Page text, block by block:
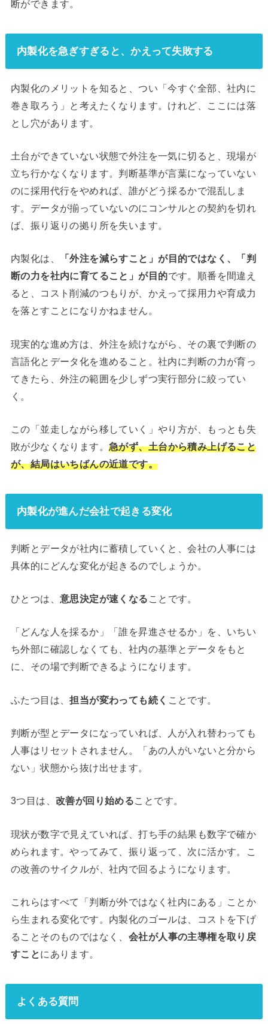
断ができます。
内製化を急ぎすぎると、かえって失敗する
内製化のメリットを知ると、つい「今すぐ全部、社内に
巻き取ろう」と考えたくなります。けれど、ここには落
とし穴があります。
土台ができていない状態で外注を一気に切ると、現場が
立ち行かなくなります。判断基準が言葉になっていない
のに採用代行をやめれば、誰がどう採るかで混乱しま
す。データが揃っていないのにコンサルとの契約を切れ
ば、振り返りの拠り所を失います。
内製化は、
「外注を減らすこと」が目的ではなく、「判
断の力を社内に育てること」が目的です。順番を間違え
ると、コスト削減のつもりが、かえって採用力や育成力
を落とすことになりかねません。
現実的な進め方は、外注を続けながら、その裏で判断の
言語化とデータ化を進めること。社内に判断の力が育っ
てきたら、外注の範囲を少しずつ実行部分に絞ってい
く。
この「並走しながら移していく」やり方が、もっとも失
敗が少なくなります。急がず、土台から積み上げること
が、結局はいちばんの近道です。
内製化が進んだ会社で起きる変化
判断とデータが社内に蓄積していくと、会社の人事には
具体的にどんな変化が起きるのでしょうか。
ひとつは、 意思決定が速くなる ことです。
「どんな人を採るか」「誰を昇進させるか」を、いちい
ち外部に確認しなくても、社内の基準とデータをもと
に、その場で判断できるようになります。
ふたつ目は、担当が変わっても続く ことです。
判断が型とデータになっていれば、人が入れ替わっても
人事はリセットされません。「あの人がいないと分から
ない」状態から抜け出せます。
3つ目は、 改善が回り始めることです。
現状が数字で見えていれば、打ち手の結果も数字で確か
められます。やってみて、振り返って、次に活かす。こ
の改善のサイクルが、社内で回るようになります。
これらはすべて「判断が外ではなく社内にある」ことか
ら生まれる変化です。内製化のゴールは、コストを下げ
ることそのものではなく、 会社が人事の主導権を取り戻
すことにあります。
よくある質問